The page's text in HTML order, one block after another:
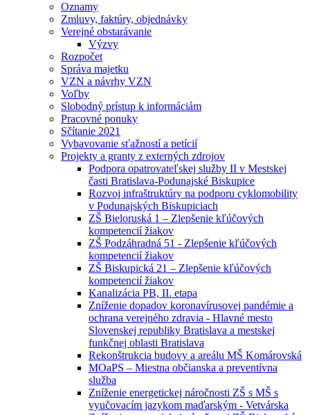
Oznamy
Zmluvy, faktúry, objednávky
Verejné obstarávanie
Výzvy
Rozpočet
Správa majetku
VZN a návrhy VZN
Voľby
Slobodný prístup k informáciám
Pracovné ponuky
Sčítanie 2021
Vybavovanie sťažností a petícií
Projekty a granty z externých zdrojov
Podpora opatrovateľskej služby II v Mestskej
časti Bratislava-Podunajské Biskupice
Rozvoj infraštruktúry na podporu cyklomobility
v Podunajských Biskupiciach
ZŠ Bieloruská 1 – Zlepšenie kľúčových
kompetencií žiakov
ZŠ Podzáhradná 51 - Zlepšenie kľúčových
kompetencií žiakov
ZŠ Biskupická 21 – Zlepšenie kľúčových
kompetencií žiakov
Kanalizácia PB, II. etapa
Zníženie dopadov koronavírusovej pandémie a
ochrana verejného zdravia - Hlavné mesto
Slovenskej republiky Bratislava a mestskej
funkčnej oblasti Bratislava
Rekonštrukcia budovy a areálu MŠ Komárovská
MOaPS – Miestna občianska a preventívna
služba
Zníženie energetickej náročnosti ZŠ s MŠ s
vyučovacím jazykom maďarským - Vetvárska